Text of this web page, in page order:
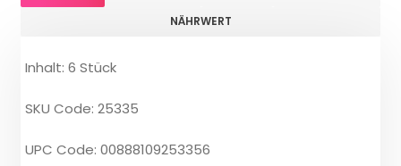
NÄHRWERT
Inhalt: 6 Stück
SKU Code: 25335
UPC Code: 00888109253356